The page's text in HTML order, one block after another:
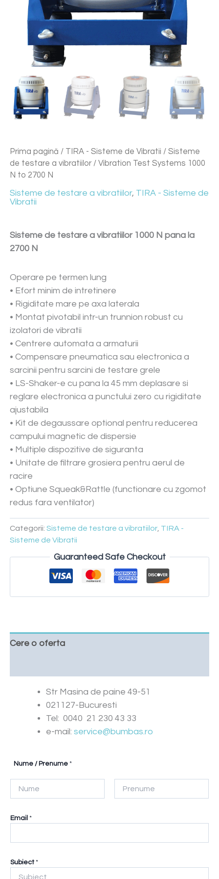
Prima pagină / TIRA - Sisteme de Vibratii / Sisteme
de testare a vibratiilor / Vibration Test Systems 1000
N to 2700 N
Sisteme de testare a vibratiilor, TIRA - Sisteme de
Vibratii
Sisteme de testare a vibratiilor 1000 N pana la
2700 N
Operare pe termen lung
• Efort minim de intretinere
• Rigiditate mare pe axa laterala
• Montat pivotabil intr-un trunnion robust cu
izolatori de vibratii
• Centrere automata a armaturii
• Compensare pneumatica sau electronica a
sarcinii pentru sarcini de testare grele
• LS-Shaker-e cu pana la 45 mm deplasare si
reglare electronica a punctului zero cu rigiditate
ajustabila
• Kit de degaussare optional pentru reducerea
campului magnetic de dispersie
• Multiple dispozitive de siguranta
• Unitate de filtrare grosiera pentru aerul de
racire
• Optiune Squeak&Rattle (functionare cu zgomot
redus fara ventilator)
Categorii: Sisteme de testare a vibratiilor TIRA -
Sisteme de Vibratii
Guaranteed Safe Checkout
Cere o oferta
Str Masina de paine 49-51
021127-Bucuresti
Tel: 0040 21 230 43 33
e-mail: service@bumbas.ro
Nume / Prenume *
S
e
c
Email *
Subiect*